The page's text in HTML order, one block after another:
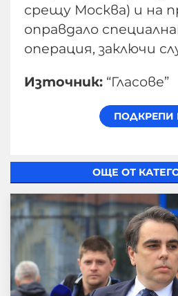
срещу Москва) и на
оправдало
операция, заключи
Източник: “Гласове”
ОЩЕ ОТ